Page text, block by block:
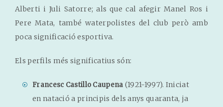
Alberti i Juli Satorre; als que cal afegir Manel Ros i
Pere Mata, també waterpolistes del club però amb
poca significació esportiva.
Els perfils més significatius són:
Francesc Castillo Caupena (1921-1997). Iniciat
en natació a principis dels anys quaranta, ja